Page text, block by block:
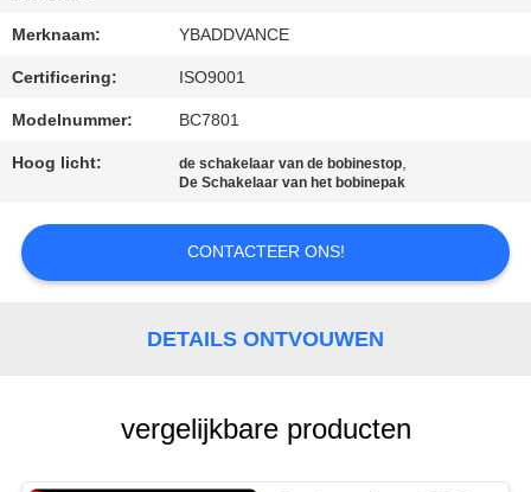
OM
CITAAT
SITEMAP
PRIVACYBELEID
Merknaam: YBADDVANCE
Certificering: ISO9001
Modelnummer: BC7801
Hoog licht: de schakelaar van de bobinestop,
De Schakelaar van het bobinepak
CONTACTEER ONS!
DETAILS ONTVOUWEN
vergelijkbare producten